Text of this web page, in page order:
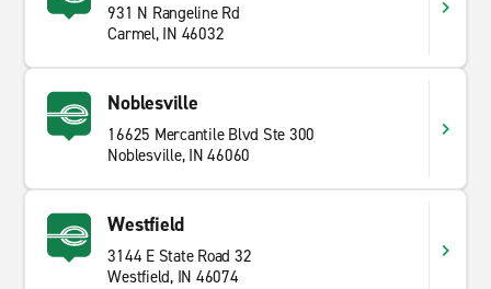
931 N Rangeline Rd
Carmel, IN 46032
Noblesville
16625 Mercantile Blvd Ste 300
Noblesville, IN 46060
Westfield
3144 E State Road 32
Westfield, IN 46074